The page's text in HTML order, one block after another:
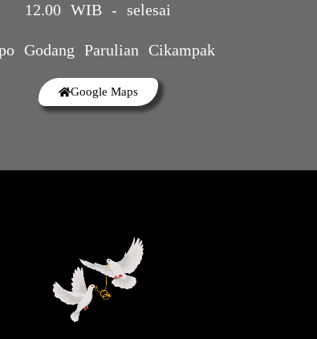
Tamu Undangan
Buka Undangan
12.00 WIB - selesai
Godang Parulian Cikampak
Google Maps